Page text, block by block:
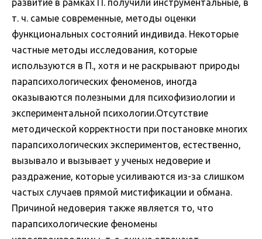
развитие в рамках П. получили инструментальные, в
т. ч. самые современные, методы оценки
функциональных состояний индивида. Некоторые
частные методы исследования, которые
используются в П., хотя и не раскрывают природы
парапсихологических феноменов, иногда
оказываются полезными для психофизиологии и
экспериментальной психологии.Отсутствие
методической корректности при постановке многих
парапсихологических экспериментов, естественно,
вызывало и вызывает у ученых недоверие и
раздражение, которые усиливаются из-за слишком
частых случаев прямой мистификации и обмана.
Причиной недоверия также является то, что
парапсихологические феномены